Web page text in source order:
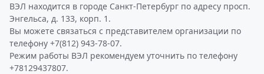
ВЭЛ находится в городе Санкт-Петербург по адресу просп.
Энгельса, д. 133, корп. 1.
Вы можете связаться с представителем организации по
телефону +7(812) 943-78-07.
Режим работы ВЭЛ рекомендуем уточнить по телефону
+78129437807.